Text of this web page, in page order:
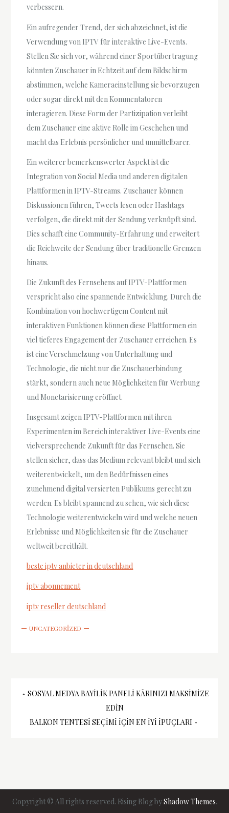
verbessern.
Ein aufregender Trend, der sich abzeichnet, ist die
Verwendung von IPTV für interaktive Live-Events.
Stellen Sie sich vor, während einer Sportübertragung
könnten Zuschauer in Echtzeit auf dem Bildschirm
abstimmen, welche Kameraeinstellung sie bevorzugen
oder sogar direkt mit den Kommentatoren
interagieren. Diese Form der Partizipation verleiht
dem Zuschauer eine aktive Rolle im Geschehen und
macht das Erlebnis persönlicher und unmittelbarer.
Ein weiterer bemerkenswerter Aspekt ist die
Integration von Social Media und anderen digitalen
Plattformen in IPTV-Streams. Zuschauer können
Diskussionen führen, Tweets lesen oder Hashtags
verfolgen, die direkt mit der Sendung verknüpft sind.
Dies schafft eine Community-Erfahrung und erweitert
die Reichweite der Sendung über traditionelle Grenzen
hinaus.
Die Zukunft des Fernsehens auf IPTV-Plattformen
verspricht also eine spannende Entwicklung. Durch die
Kombination von hochwertigem Content mit
interaktiven Funktionen können diese Plattformen ein
viel tieferes Engagement der Zuschauer erreichen. Es
ist eine Verschmelzung von Unterhaltung und
Technologie, die nicht nur die Zuschauerbindung
stärkt, sondern auch neue Möglichkeiten für Werbung
und Monetarisierung eröffnet.
Insgesamt zeigen IPTV-Plattformen mit ihren
Experimenten im Bereich interaktiver Live-Events eine
vielversprechende Zukunft für das Fernsehen. Sie
stellen sicher, dass das Medium relevant bleibt und sich
weiterentwickelt, um den Bedürfnissen eines
zunehmend digital versierten Publikums gerecht zu
werden. Es bleibt spannend zu sehen, wie sich diese
Technologie weiterentwickeln wird und welche neuen
Erlebnisse und Möglichkeiten sie für die Zuschauer
weltweit bereithält.
beste iptv anbieter in deutschland
iptv abonnement
iptv reseller deutschland
UNCATEGORIZED
Yazı
gezinmesi
SOSYAL MEDYA BAYILIK PANELI KÂRINIZI MAKSIMIZE
EDIN
BALKON TENTESI SEÇIMI İÇIN EN İYI İPUÇLARI
Copyright © All rights reserved. Rising Blog byShadow Themes.